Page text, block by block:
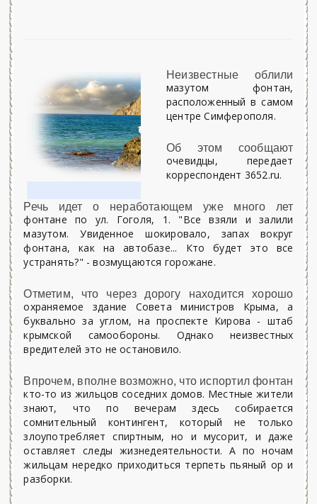
Неизвестные облили
мазутом фонтан,
расположенный в самом
центре Симферополя.
Об этом сообщают
очевидцы, передает
корреспондент 3652.ru.
Речь идет о неработающем уже много лет
фонтане по ул. Гоголя, 1. "Все взяли и залили
мазутом. Увиденное шокировало, запах вокруг
фонтана, как на автобазе... Кто будет это все
устранять?" - возмущаются горожане.
Отметим, что через дорогу находится хорошо
охраняемое здание Совета министров Крыма, а
буквально за углом, на проспекте Кирова - штаб
крымской самообороны. Однако неизвестных
вредителей это не остановило.
Впрочем, вполне возможно, что испортил фонтан
кто-то из жильцов соседних домов. Местные жители
знают, что по вечерам здесь собирается
сомнительный контингент, который не только
злоупотребляет спиртным, но и мусорит, и даже
оставляет следы жизнедеятельности. А по ночам
жильцам нередко приходиться терпеть пьяный ор и
разборки.